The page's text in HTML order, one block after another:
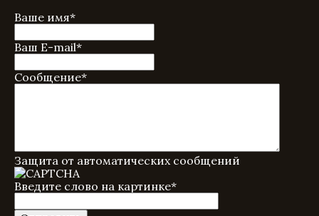
Ваше имя*
Ваш E-mail*
Сообщение*
Защита от автоматических сообщений
Введите слово на картинке*